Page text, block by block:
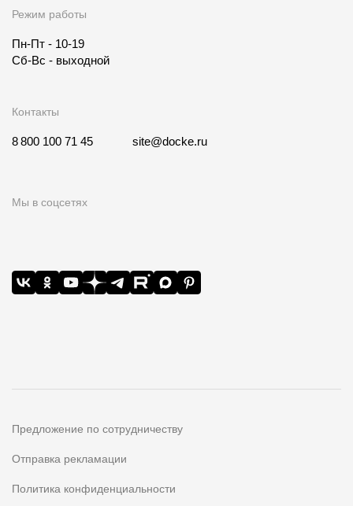
Режим работы
Пн-Пт - 10-19
Сб-Вс - выходной
Контакты
8 800 100 71 45 site@docke.ru
Мы в соцсетях
Предложение по сотрудничеству
Отправка рекламации
Политика конфиденциальности